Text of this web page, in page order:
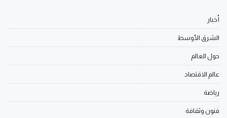
أخبار
الشرق الأوسط
حول العالم
عالم الاقتصاد
رياضة
فنون وثقافة